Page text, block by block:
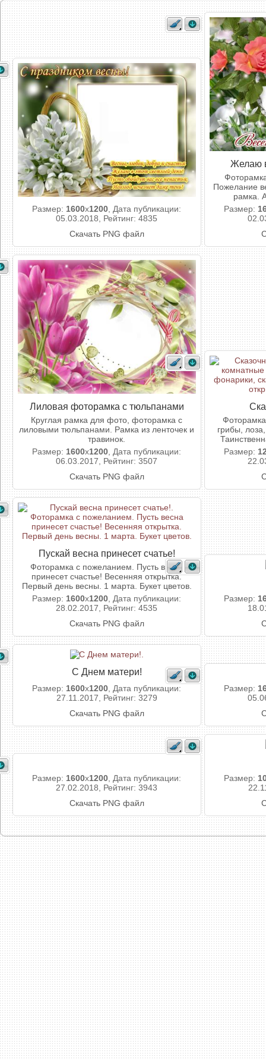
Размер: 1600x1200 , Дата публикации:
05.03.2018, Рейтинг: 4835
Скачать PNG файл
Желаю
Пожелание
рамка.
Размер:
Лиловая фоторамка с тюльпанами
Круглая рамка для фото, фоторамка с
лиловыми тюльпанами. Рамка из ленточек и
травинок.
Размер: 1600x1200 , Дата публикации:
06.03.2017, Рейтинг: 3507
Скачать PNG файл
грибы,
Размер:
Пускай весна принесет счатье!
Фоторамка с пожеланием. Пусть весна
принесет счастье! Весенняя открытка.
Первый день весны. 1 марта. Букет цветов.
Размер: 1600x1200 , Дата публикации:
28.02.2017, Рейтинг: 4535
Скачать PNG файл
Размер:
С Днем матери!
Размер: 1600x1200 , Дата публикации:
27.11.2017, Рейтинг: 3279
Скачать PNG файл
Размер:
Размер: 1600x1200 , Дата публикации:
27.02.2018, Рейтинг: 3943
Скачать PNG файл
Размер: